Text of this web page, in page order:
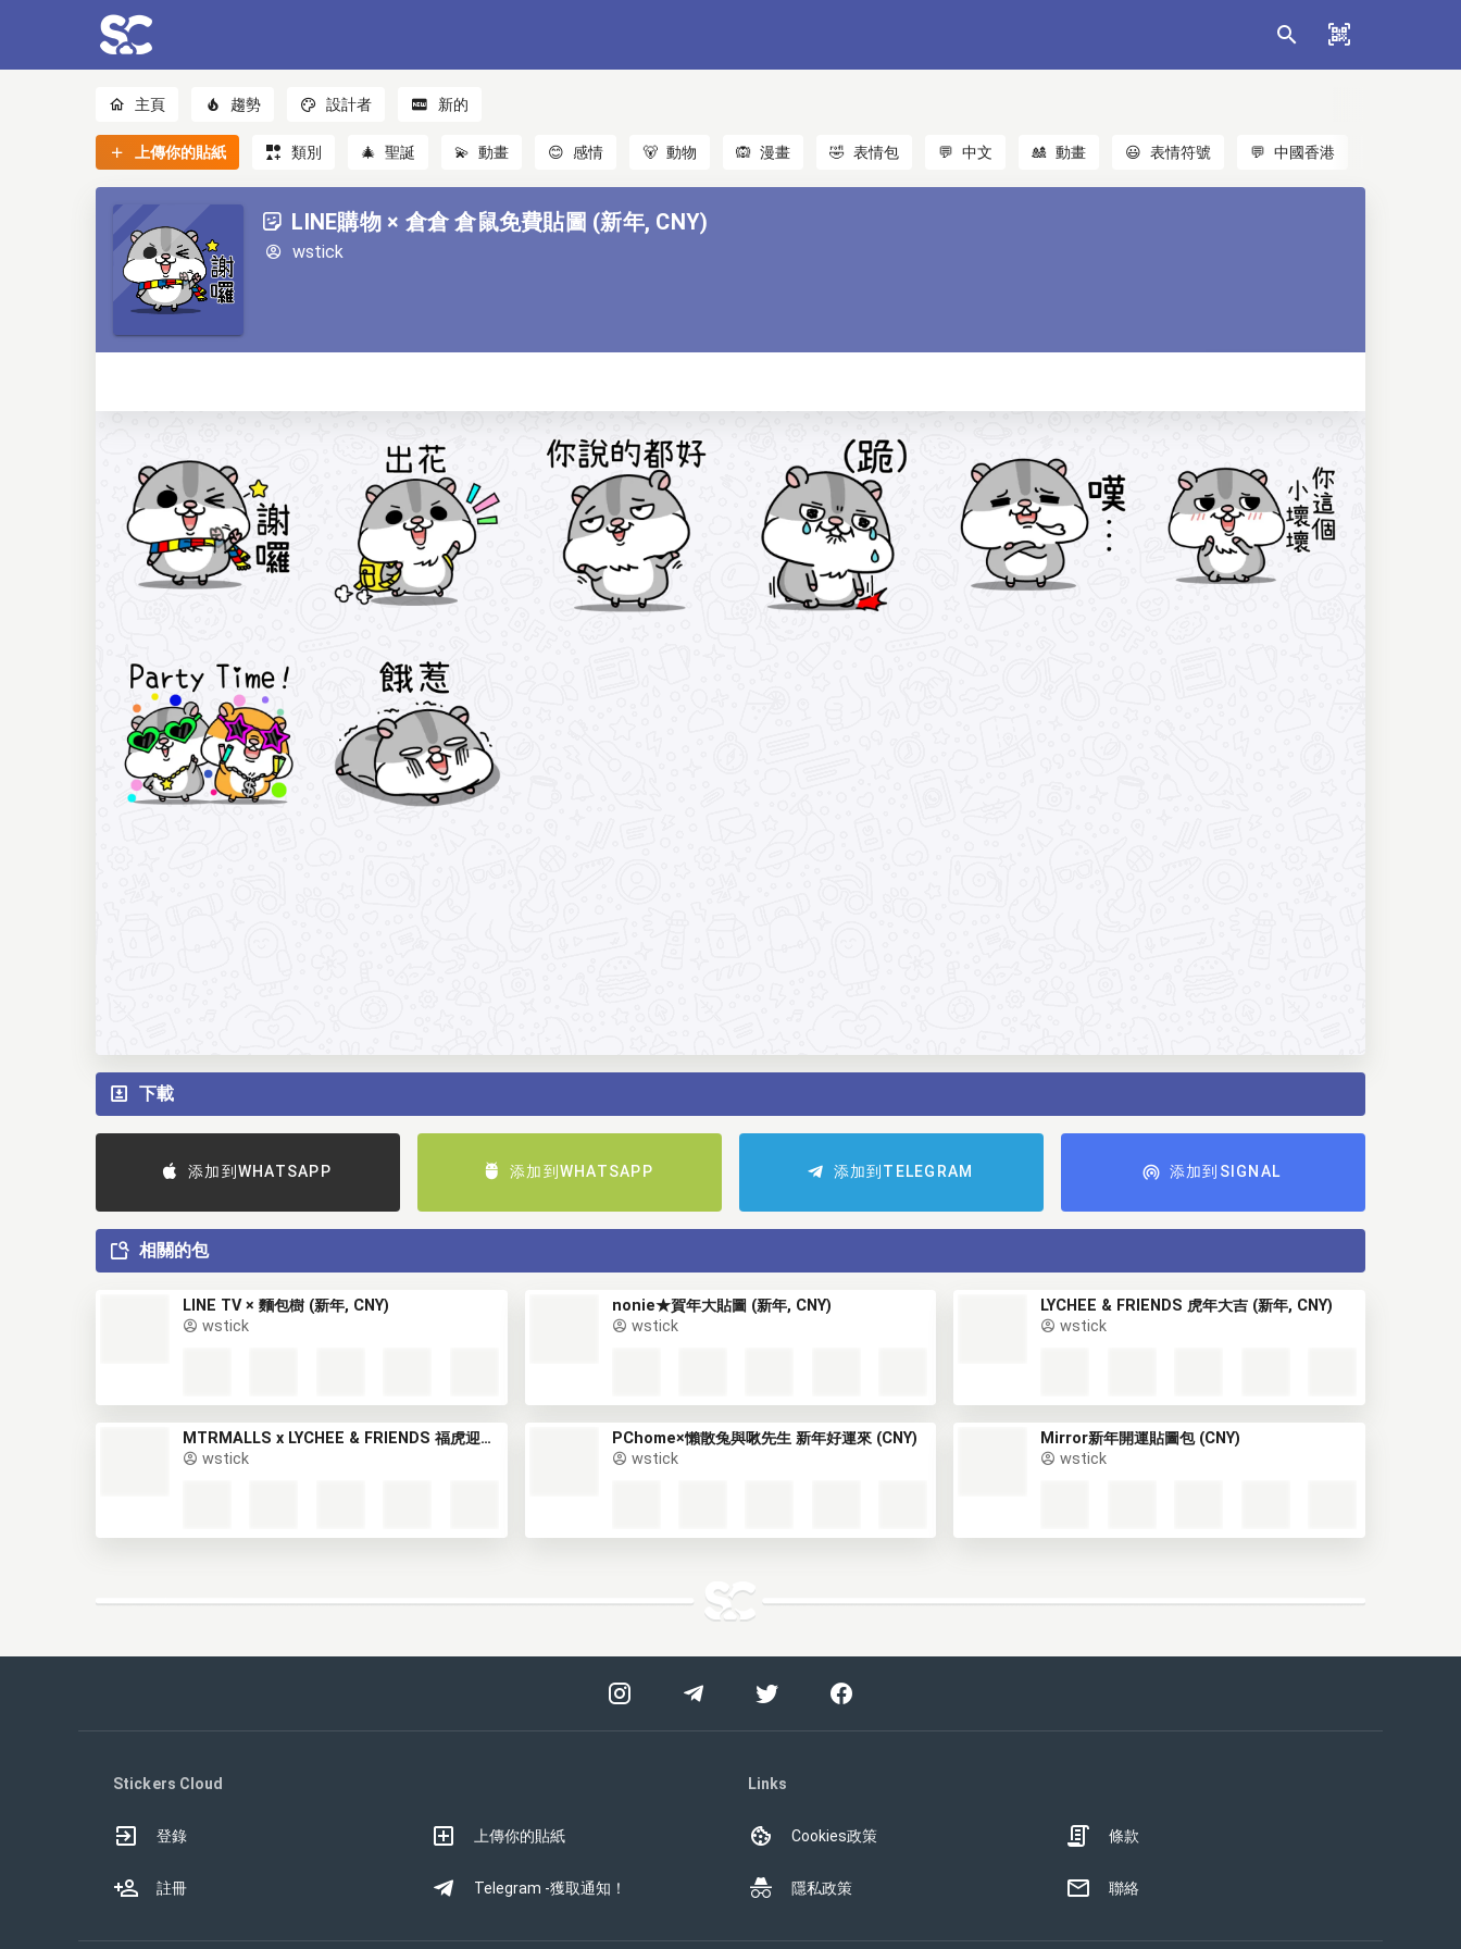
主頁 趨勢 設計者 新的
上傳你的貼紙 類別 🎄 聖誕 💫 動畫 😊 感情 🐻 動物 🙉 漫畫 🤣 表情包 💬 中文 🎎 動畫 😃 表情符號 💬 中國香港
LINE購物 × 倉倉 倉鼠免費貼圖 (新年, CNY)
wstick
下載
添加到WHATSAPP 添加到WHATSAPP 添加到TELEGRAM 添加到SIGNAL
相關的包
LINE TV × 麵包樹 (新年, CNY)
wstick
nonie★賀年大貼圖 (新年, CNY)
wstick
LYCHEE & FRIENDS 虎年大吉 (新年, CNY)
wstick
MTRMALLS x LYCHEE & FRIENDS 福虎迎春 (新年, CNY)
wstick
PChome×懶散兔與啾先生 新年好運來 (CNY)
wstick
Mirror新年開運貼圖包 (CNY)
wstick
Stickers Cloud
登錄
註冊
上傳你的貼紙
Telegram -獲取通知！
Links
Cookies政策
隱私政策
條款
聯絡